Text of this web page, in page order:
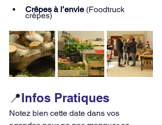
Crêpes à l’envie (Foodtruck
crêpes)
📍Infos Pratiques
Notez bien cette date dans vos